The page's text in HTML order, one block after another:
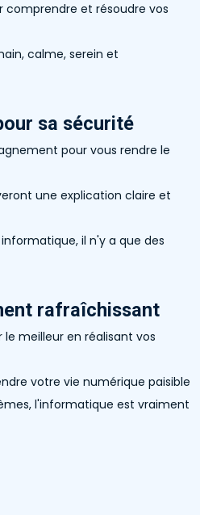
comprendre et résoudre vos
calme, serein et
sa sécurité
pour vous rendre le
une explication claire et
il n'y a que des
rafraîchissant
meilleur en réalisant vos
votre vie numérique paisible
l'informatique est vraiment